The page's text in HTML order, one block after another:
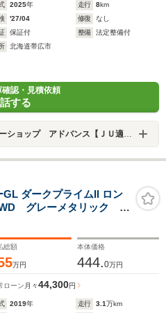
2025年 走行 8km
'27/04 修復
なし
保証付 整備
法定整備付
北海道帯広市
認・見積依頼
する
ップ アドバンス【ＪＵ適正販売店】
ダークプライムII ロン
グレーメタリック
ロントスポイラー ステー
ェイスBY2ボンネット
コハマPARADA17イン
総額
万円
本体価格
444.0万円
ローン 月々44,300円
2019年 走行 3.1万km